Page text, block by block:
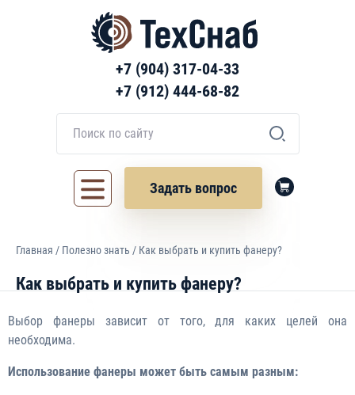
+7 (904) 317-04-33
+7 (912) 444-68-82
Задать вопрос
Главная / Полезно знать / Как выбрать и купить фанеру?
Как выбрать и купить фанеру?
Выбор фанеры зависит от того, для каких целей она
необходима.
Использование фанеры может быть самым разным: